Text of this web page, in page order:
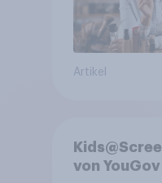
Artikel
von